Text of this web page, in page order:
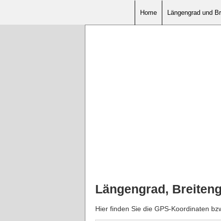
Home Längengrad und
Längengrad,
Hier finden Sie die GPS-Koordinaten